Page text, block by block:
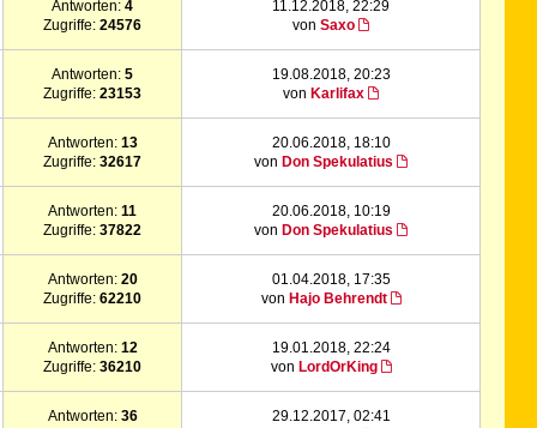
Antworten:4
Zugriffe:24576
11.12.2018, 22:29
vonSaxo
Antworten:5
Zugriffe:23153
19.08.2018, 20:23
von Karlifax
Antworten: 13
Zugriffe:32617
20.06.2018, 18:10
von Don Spekulatius
Antworten:11
Zugriffe:37822
20.06.2018, 10:19
von Don Spekulatius
Antworten: 20
Zugriffe:62210
01.04.2018, 17:35
von Hajo Behrendt
Antworten: 12
Zugriffe:36210
19.01.2018, 22:24
von LordOrKing
Antworten: 36
29.12.2017, 02:41